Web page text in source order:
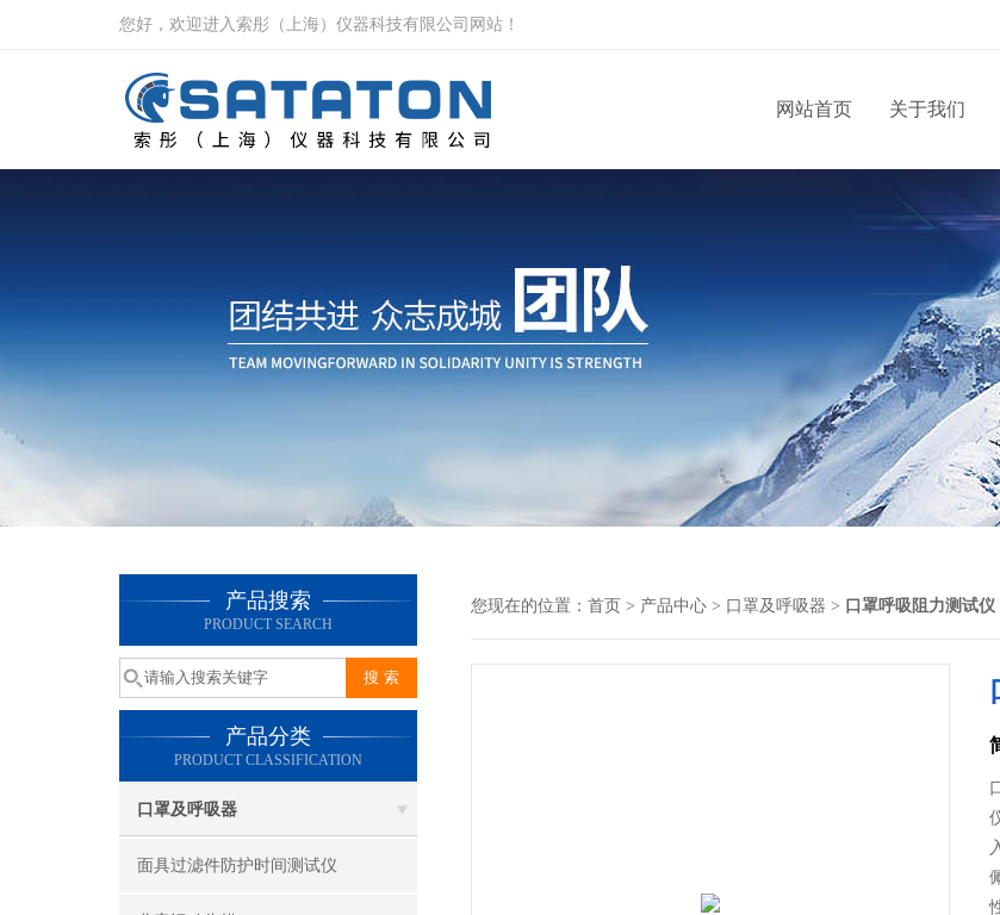
您好，欢迎进入索彤（上海）仪器科技有限公司网站！
网站首页 关于我们
产品搜索
PRODUCT SEARCH
产品分类
PRODUCT CLASSIFICATION
口罩及呼吸器
面具过滤件防护时间测试仪
您现在的位置： 首页 > 产品中心 > 口罩及呼吸器 > 口罩呼吸阻力测试仪